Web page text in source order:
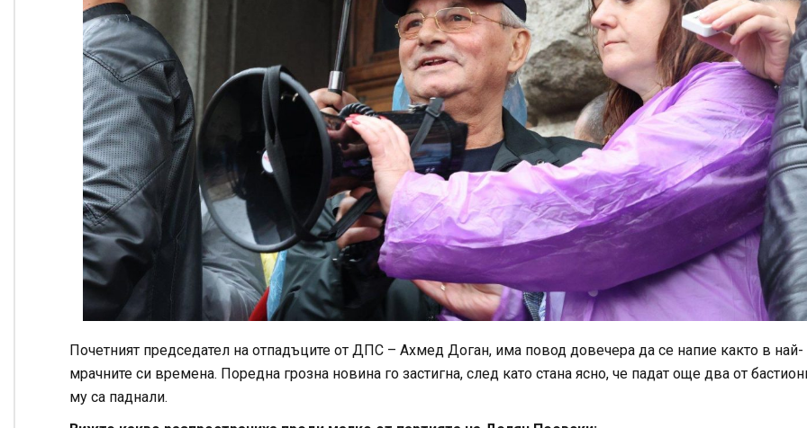
Почетният председател на отпадъците от ДПС – Ахмед Доган, има повод довечера да се напие както в най-
мрачните си времена. Поредна грозна новина го застигна, след като стана ясно, че падат още два от
му са паднали.